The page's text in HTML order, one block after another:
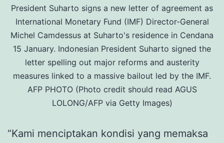
President Suharto signs a new letter of agreement as
International Monetary Fund (IMF) Director-General
Michel Camdessus at Suharto's residence in Cendana
15 January. Indonesian President Suharto signed the
letter spelling out major reforms and austerity
measures linked to a massive bailout led by the IMF.
AFP PHOTO (Photo credit should read AGUS
LOLONG/AFP via Getty Images)
“Kami menciptakan kondisi yang memaksa